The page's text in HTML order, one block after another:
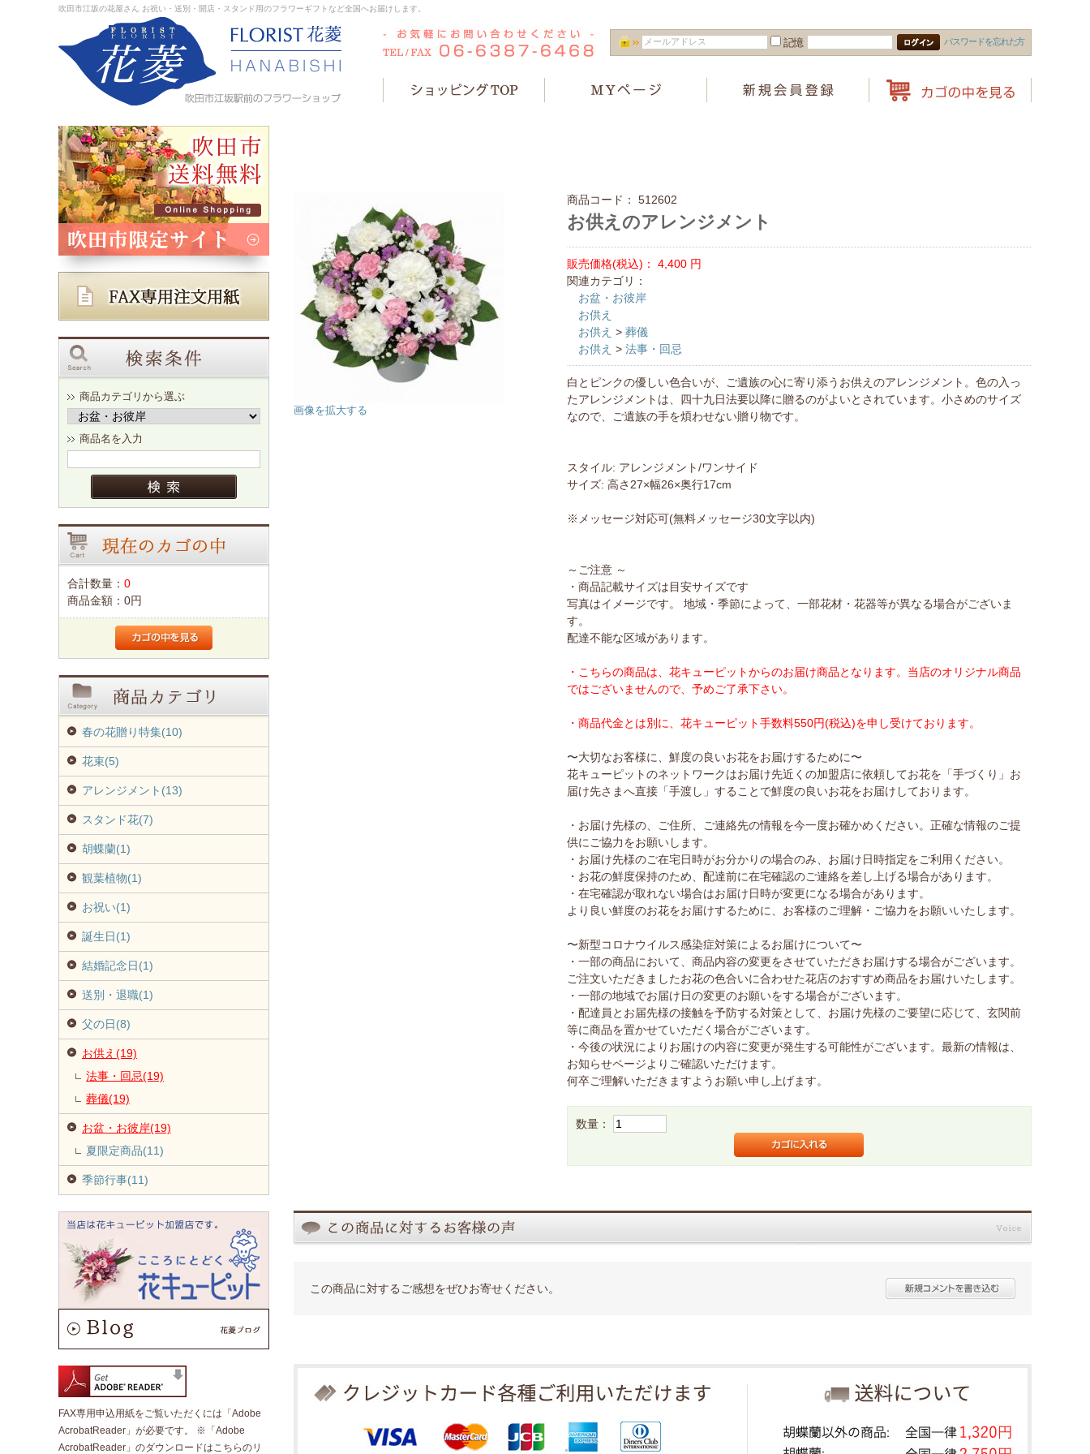
吹田市江坂の花屋さん お祝い・送別・開店・スタンド用のフラワーギフトなど全国へお届けします。
記憶 パスワードを忘れた方
商品カテゴリから選ぶ
商品名を入力
合計数量： 0
商品金額： 0円
春の花贈り特集(10)
花束(5)
アレンジメント(13)
スタンド花(7)
胡蝶蘭(1)
観葉植物(1)
お祝い(1)
誕生日(1)
結婚記念日(1)
送別・退職(1)
父の日(8)
お供え(19)
法事・回忌(19)
葬儀(19)
お盆・お彼岸(19)
夏限定商品(11)
季節行事(11)
FAX専用申込用紙をご覧いただくには「Adobe
AcrobatReader」が必要です。 ※「Adobe
AcrobatReader」のダウンロードはこちらのリ
画像を拡大する
商品コード： 512602
お供えのアレンジメント
販売価格(税込)： 4,400円
関連カテゴリ：
お盆・お彼岸
お供え
お供え > 葬儀
お供え > 法事・回忌
白とピンクの優しい色合いが、ご遺族の心に寄り添うお供えのアレンジメント。色の入っ
たアレンジメントは、四十九日法要以降に贈るのがよいとされています。小さめのサイズ
なので、ご遺族の手を煩わせない贈り物です。
スタイル: アレンジメント/ワンサイド
サイズ: 高さ27×幅26×奥行17cm
※メッセージ対応可(無料メッセージ30文字以内)
～ご注意 ～
・商品記載サイズは目安サイズです
写真はイメージです。 地域・季節によって、一部花材・花器等が異なる場合がございま
す。
配達不能な区域があります。
・こちらの商品は、花キューピットからのお届け商品となります。当店のオリジナル商品
ではございませんので、予めご了承下さい。
・商品代金とは別に、花キューピット手数料550円(税込)を申し受けております。
〜大切なお客様に、鮮度の良いお花をお届けするために〜
花キューピットのネットワークはお届け先近くの加盟店に依頼してお花を「手づくり」お
届け先さまへ直接「手渡し」することで鮮度の良いお花をお届けしております。
・お届け先様の、ご住所、ご連絡先の情報を今一度お確かめください。正確な情報のご提
供にご協力をお願いします。
・お届け先様のご在宅日時がお分かりの場合のみ、お届け日時指定をご利用ください。
・お花の鮮度保持のため、配達前に在宅確認のご連絡を差し上げる場合があります。
・在宅確認が取れない場合はお届け日時が変更になる場合があります。
より良い鮮度のお花をお届けするために、お客様のご理解・ご協力をお願いいたします。
〜新型コロナウイルス感染症対策によるお届けについて〜
・一部の商品において、商品内容の変更をさせていただきお届けする場合がございます。
ご注文いただきましたお花の色合いに合わせた花店のおすすめ商品をお届けいたします。
・一部の地域でお届け日の変更のお願いをする場合がございます。
・配達員とお届先様の接触を予防する対策として、お届け先様のご要望に応じて、玄関前
等に商品を置かせていただく場合がございます。
・今後の状況によりお届けの内容に変更が発生する可能性がございます。最新の情報は、
お知らせページよりご確認いただけます。
何卒ご理解いただきますようお願い申し上げます。
数量：
この商品に対するご感想をぜひお寄せください。